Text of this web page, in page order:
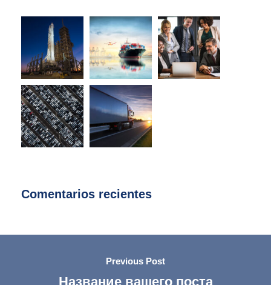
Comentarios recientes
Previous Post
Название вашего поста